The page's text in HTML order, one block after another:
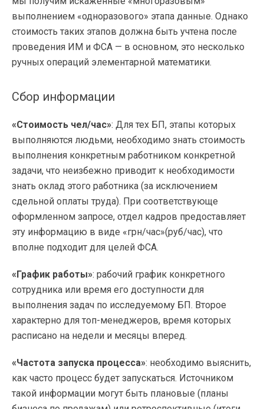
выполнением «одноразового» этапа данные. Однако
стоимость таких этапов должна быть учтена после
проведения ИМ и ФСА — в основном, это несколько
ручных операций элементарной математики.
Сбор информации
«Стоимость чел/час»: Для тех БП, этапы которых
выполняются людьми, необходимо знать стоимость
выполнения конкретным работником конкретной
задачи, что неизбежно приводит к необходимости
знать оклад этого работника (за исключением
сдельной оплаты труда). При соответствующе
оформленном запросе, отдел кадров предоставляет
эту информацию в виде «грн/час»(руб/час), что
вполне подходит для целей ФСА.
«График работы»: рабочий график конкретного
сотрудника или время его доступности для
выполнения задач по исследуемому БП. Второе
характерно для топ-менеджеров, время которых
расписано на недели и месяцы вперед.
«Частота запуска процесса»: необходимо выяснить,
как часто процесс будет запускаться. Источником
такой информации могут быть плановые (планы